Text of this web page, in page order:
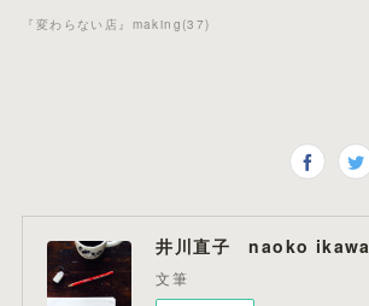
『変わらない店』making (37)
井川直子 naoko ikawa
文筆